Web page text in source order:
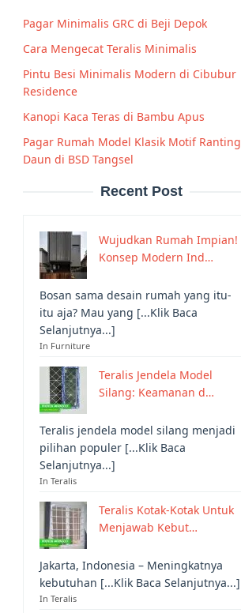
Pagar Minimalis GRC di Beji Depok
Cara Mengecat Teralis Minimalis
Pintu Besi Minimalis Modern di Cibubur
Residence
Kanopi Kaca Teras di Bambu Apus
Pagar Rumah Model Klasik Motif Ranting
Daun di BSD Tangsel
Recent Post
Wujudkan Rumah Impian!
Konsep Modern Ind…
Bosan sama desain rumah yang itu-
itu aja? Mau yang [...Klik Baca
Selanjutnya...]
In Furniture
Teralis Jendela Model
Silang: Keamanan d…
Teralis jendela model silang menjadi
pilihan populer [...Klik Baca
Selanjutnya...]
In Teralis
Teralis Kotak-Kotak Untuk
Menjawab Kebut…
Jakarta, Indonesia – Meningkatnya
kebutuhan [...Klik Baca Selanjutnya...]
In Teralis